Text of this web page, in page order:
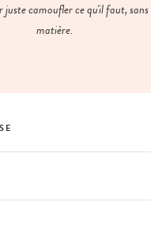
camoufler ce qu'il faut, sans
matière.